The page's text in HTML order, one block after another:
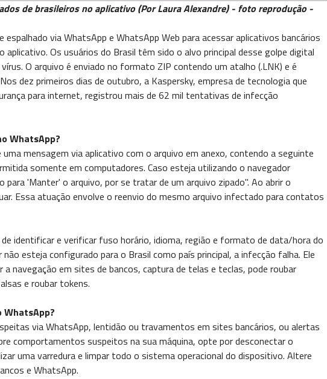
de brasileiros no aplicativo (Por Laura Alexandre) - foto reprodução -
espalhado via WhatsApp e WhatsApp Web para acessar aplicativos bancários
aplicativo. Os usuários do Brasil têm sido o alvo principal desse golpe digital
O arquivo é enviado no formato ZIP contendo um atalho (.LNK) e é
dez primeiros dias de outubro, a Kaspersky, empresa de tecnologia que
para internet, registrou mais de 62 mil tentativas de infecção
WhatsApp?
mensagem via aplicativo com o arquivo em anexo, contendo a seguinte
somente em computadores. Caso esteja utilizando o navegador
para 'Manter' o arquivo, por se tratar de um arquivo zipado". Ao abrir o
Essa atuação envolve o reenvio do mesmo arquivo infectado para contatos
de identificar e verificar fuso horário, idioma, região e formato de data/hora do
esteja configurado para o Brasil como país principal, a infecção falha. Ele
a navegação em sites de bancos, captura de telas e teclas, pode roubar
e roubar tokens.
WhatsApp?
via WhatsApp, lentidão ou travamentos em sites bancários, ou alertas
comportamentos suspeitos na sua máquina, opte por desconectar o
uma varredura e limpar todo o sistema operacional do dispositivo. Altere
e WhatsApp.